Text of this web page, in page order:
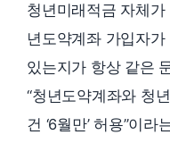
청년미래적금 자체
년도약계좌 가입자
있는지가 항상 같은
“청년도약계좌와 청
건 ‘6월만’ 허용”이